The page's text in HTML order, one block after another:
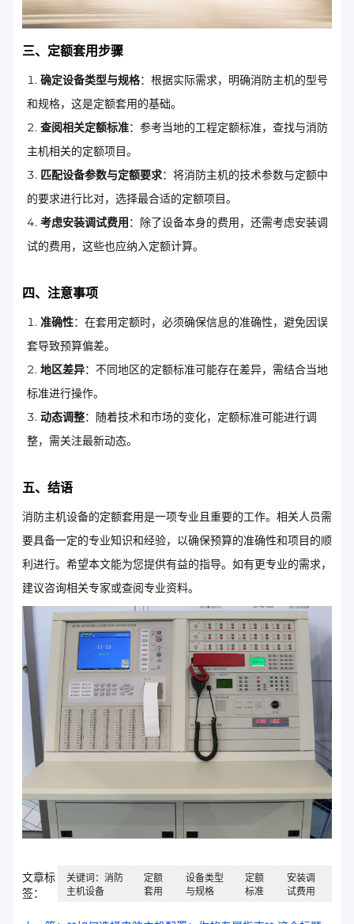
三、定额套用步骤
确定设备类型与规格：根据实际需求，明确消防主机的型号
和规格，这是定额套用的基础。
查阅相关定额标准：参考当地的工程定额标准，查找与消防
主机相关的定额项目。
匹配设备参数与定额要求：将消防主机的技术参数与定额中
的要求进行比对，选择最合适的定额项目。
考虑安装调试费用：除了设备本身的费用，还需考虑安装调
试的费用，这些也应纳入定额计算。
四、注意事项
准确性：在套用定额时，必须确保信息的准确性，避免因误
套导致预算偏差。
地区差异：不同地区的定额标准可能存在差异，需结合当地
标准进行操作。
动态调整：随着技术和市场的变化，定额标准可能进行调
整，需关注最新动态。
五、结语
消防主机设备的定额套用是一项专业且重要的工作。相关人员需
要具备一定的专业知识和经验，以确保预算的准确性和项目的顺
利进行。希望本文能为您提供有益的指导。如有更专业的需求，
建议咨询相关专家或查阅专业资料。
文章标
签：
关键词：消防
主机设备
定额
套用
设备类型
与规格
定额
标准
安装调
试费用